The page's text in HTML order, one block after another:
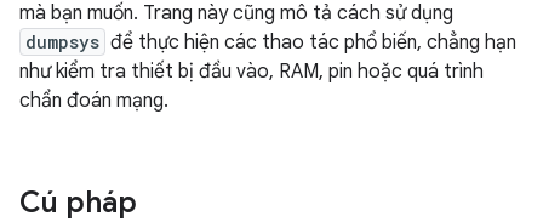
mà bạn muốn. Trang này cũng mô tả cách sử dụng
dumpsys để thực hiện các thao tác phổ biến, chẳng hạn
như kiểm tra thiết bị đầu vào, RAM, pin hoặc quá trình
chẩn đoán mạng.
Cú pháp